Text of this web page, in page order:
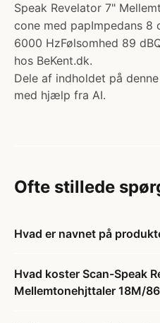
Speak Revelator 7"
cone med papImpedans 8
6000 HzFølsomhed 89
hos BeKent.dk.
Dele af indholdet på
med hjælp fra AI.
Ofte stillede
Hvad er navnet på
Hvad koster Scan-Speak
Mellemtonehjttaler 18M/